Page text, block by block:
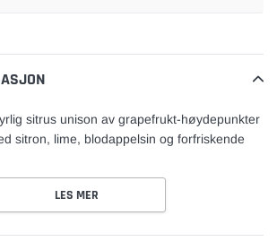
sitrus unison av grapefrukt-høydepunkter
sitron, lime, blodappelsin og forfriskende
LES MER